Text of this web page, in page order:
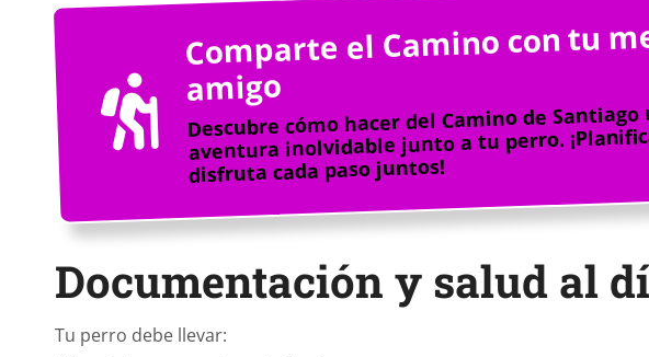
Comparte el Camino con tu
amigo
Descubre cómo hacer del Camino de Santiago
aventura inolvidable junto a tu perro.
disfruta cada paso juntos!
Documentación y salud al
Tu perro debe llevar: